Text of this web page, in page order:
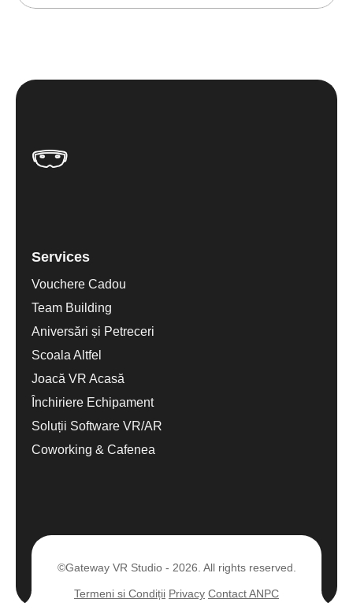
Services
Vouchere Cadou
Team Building
Aniversări și Petreceri
Scoala Altfel
Joacă VR Acasă
Închiriere Echipament
Soluții Software VR/AR
Coworking & Cafenea
©Gateway VR Studio - 2026. All rights reserved.
Termeni si Condiții Privacy Contact ANPC